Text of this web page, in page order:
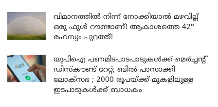
വിമാനത്തിൽ നിന്ന് നോക്കിയാൽ മഴവില്ല്
ഒരു ഫുൾ റൗണ്ടാണ്! ആകാശത്തെ 42°
രഹസ്യം പുറത്ത്!
യുപിഐ പണമിടപാടപാടുകൾക്ക് മെർച്ചന്റ്
ഡിസ്കൗണ്ട് റേറ്റ്; ബിൽ പാസാക്കി
ലോക്സഭ ; 2000 രൂപയ്ക്ക് മുകളിലുള്ള
ഇടപാടുകൾക്ക് ബാധകം